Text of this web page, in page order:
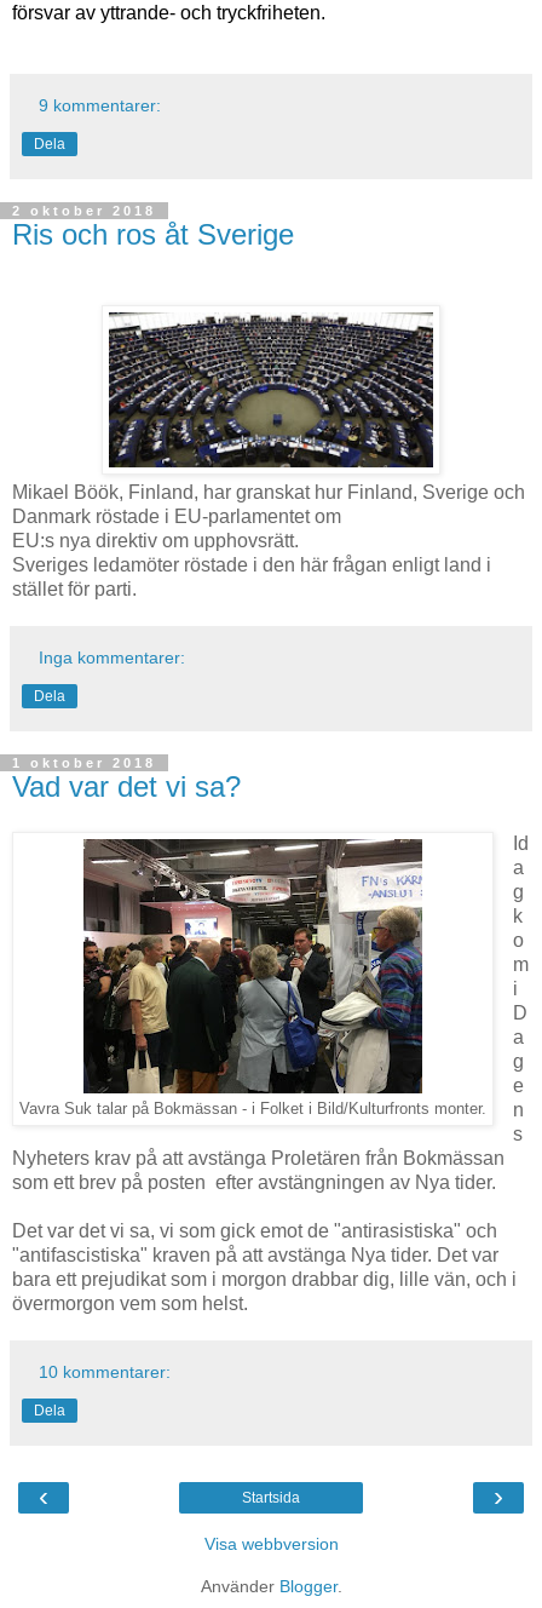
försvar av yttrande- och tryckfriheten.
9 kommentarer:
Dela
2 oktober 2018
Ris och ros åt Sverige
Mikael Böök, Finland, har granskat hur Finland, Sverige och
Danmark röstade i EU-parlamentet om
EU:s nya direktiv om upphovsrätt.
Sveriges ledamöter röstade i den här frågan enligt land i
stället för parti.
Inga kommentarer:
Dela
1 oktober 2018
Vad var det vi sa?
Vavra Suk talar på Bokmässan - i Folket i Bild/Kulturfronts monter.
Id
a
g
k
o
m
i
D
a
g
e
n
s
Nyheters krav på att avstänga Proletären från Bokmässan
som ett brev på posten efter avstängningen av Nya tider.
Det var det vi sa, vi som gick emot de "antirasistiska" och
"antifascistiska" kraven på att avstänga Nya tider. Det var
bara ett prejudikat som i morgon drabbar dig, lille vän, och i
övermorgon vem som helst.
10 kommentarer:
Dela
‹ ›
Startsida
Visa webbversion
Använder Blogger.